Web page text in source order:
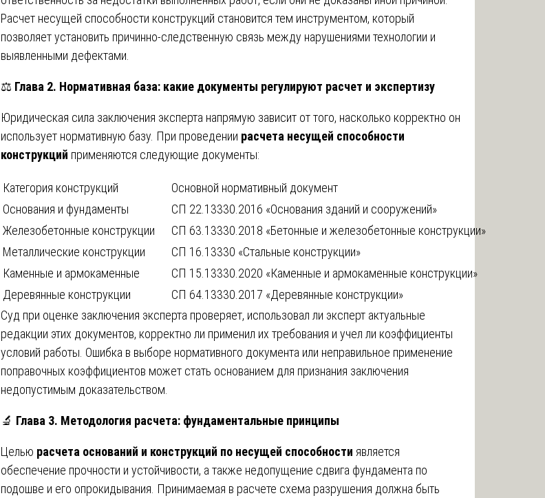
Расчет несущей способности конструкций становится тем инструментом, который
позволяет установить причинно-следственную связь между нарушениями технологии и
выявленными дефектами.
⚖️ Глава 2. Нормативная база: какие документы регулируют расчет и экспертизу
Юридическая сила заключения эксперта напрямую зависит от того, насколько корректно он
использует нормативную базу. При проведении расчета несущей способности
конструкций применяются следующие документы:
Категория конструкций
Основной нормативный документ
Основания и фундаменты
СП 22.13330.2016 «Основания зданий и сооружений»
Железобетонные конструкции
СП 63.13330.2018 «Бетонные и железобетонные конструкции»
Металлические конструкции
СП 16.13330 «Стальные конструкции»
Каменные и армокаменные
СП 15.13330.2020 «Каменные и армокаменные конструкции»
Деревянные конструкции
СП 64.13330.2017 «Деревянные конструкции»
Суд при оценке заключения эксперта проверяет, использовал ли эксперт актуальные
редакции этих документов, корректно ли применил их требования и учел ли коэффициенты
условий работы. Ошибка в выборе нормативного документа или неправильное применение
поправочных коэффициентов может стать основанием для признания заключения
недопустимым доказательством.
🔬 Глава 3. Методология расчета: фундаментальные принципы
Целью расчета оснований и конструкций по несущей способности является
обеспечение прочности и устойчивости, а также недопущение сдвига фундамента по
подошве и его опрокидывания. Принимаемая в расчете схема разрушения должна быть